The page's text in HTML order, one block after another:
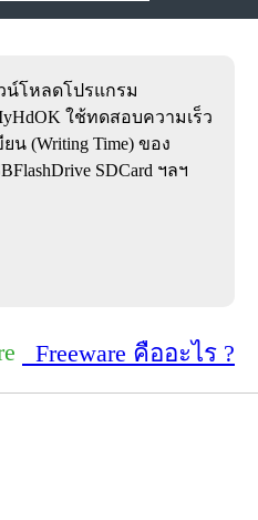
น์โหลดโปรแกรม
ใช้ทดสอบความเร็ว
น (Writing Time) ของ
SDCard ฯลฯ
Freeware คืออะไร ?